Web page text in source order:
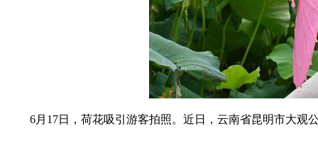
6月17日，荷花吸引游客拍照。近日，云南省昆明市大观